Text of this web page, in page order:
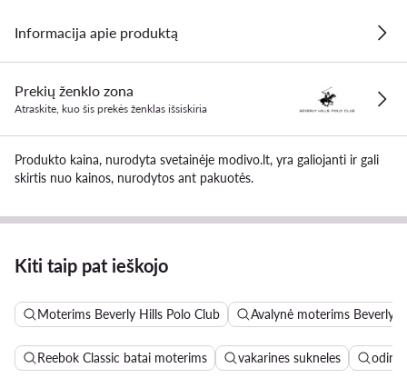
Informacija apie produktą
Prekių ženklo zona
Atraskite, kuo šis prekės ženklas išsiskiria
Produkto kaina, nurodyta svetainėje modivo.lt, yra galiojanti ir gali
skirtis nuo kainos, nurodytos ant pakuotės.
Kiti taip pat ieškojo
Moterims Beverly Hills Polo Club Avalynė moterims Beverly
Reebok Classic batai moterims vakarines sukneles